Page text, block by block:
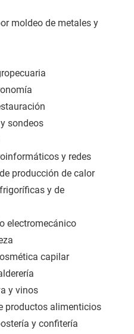
moldeo de metales y
sondeos
y redes
producción de calor
y de
electromecánico
capilar
y vinos
productos alimenticios
y confitería